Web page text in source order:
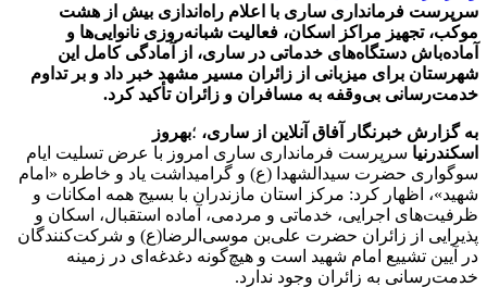
سرپرست فرمانداری ساری با اعلام راه‌اندازی بیش از هشت
موکب، تجهیز مراکز اسکان، فعالیت شبانه‌روزی نانوایی‌ها و
آماده‌باش دستگاه‌های خدماتی در ساری، از آمادگی کامل این
شهرستان برای میزبانی از زائران مسیر مشهد خبر داد و بر تداوم
خدمت‌رسانی بی‌وقفه به مسافران و زائران تأکید کرد.
به گزارش خبرنگار آفاق آنلاین از ساری، ؛بهروز
اسکندرنیا سرپرست فرمانداری ساری امروز با عرض تسلیت ایام
سوگواری حضرت سیدالشهدا (ع) و گرامیداشت یاد و خاطره «امام
شهید»، اظهار کرد: مرکز استان مازندران با بسیج همه امکانات و
ظرفیت‌های اجرایی، خدماتی و مردمی، آماده استقبال، اسکان و
پذیرایی از زائران حضرت علی‌بن موسی‌الرضا(ع) و شرکت‌کنندگان
در آیین تشییع امام شهید است و هیچ‌گونه دغدغه‌ای در زمینه
خدمت‌رسانی به زائران وجود ندارد.